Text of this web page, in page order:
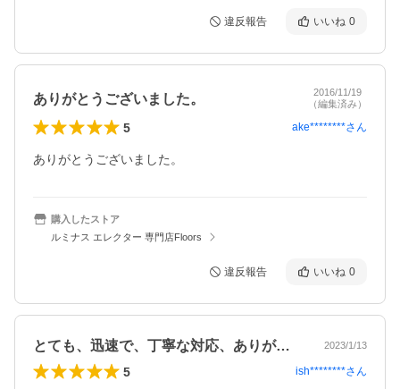
違反報告 いいね 0
ありがとうございました。
2016/11/19
（編集済み）
5 ake********さん
ありがとうございました。
購入したストア
ルミナス エレクター 専門店Floors
違反報告 いいね 0
とても、迅速で、丁寧な対応、ありがとう… 2023/1/13
5 ish********さん